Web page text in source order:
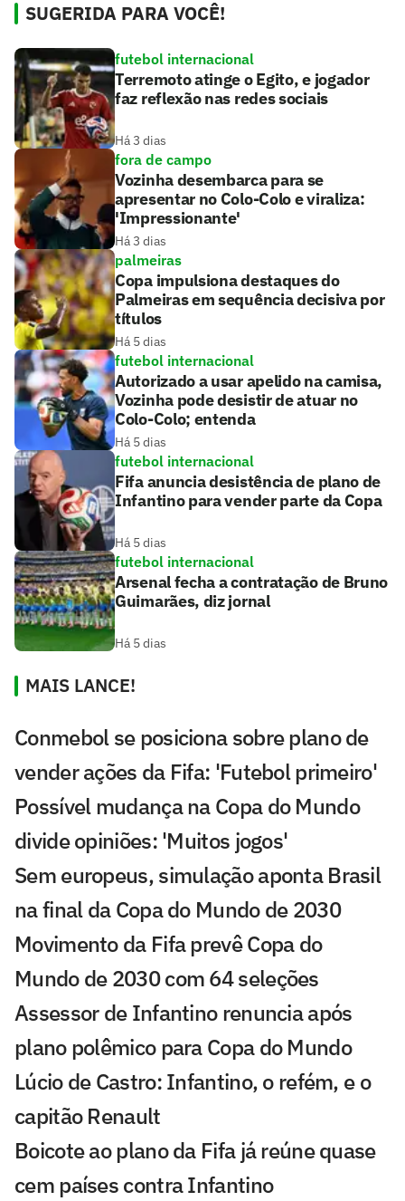
SUGERIDA PARA VOCÊ!
futebol internacional
Terremoto atinge o Egito, e jogador
faz reflexão nas redes sociais
Há 3 dias
fora de campo
Vozinha desembarca para se
apresentar no Colo-Colo e viraliza:
'Impressionante'
Há 3 dias
palmeiras
Copa impulsiona destaques do
Palmeiras em sequência decisiva por
títulos
Há 5 dias
futebol internacional
Autorizado a usar apelido na camisa,
Vozinha pode desistir de atuar no
Colo-Colo; entenda
Há 5 dias
futebol internacional
Fifa anuncia desistência de plano de
Infantino para vender parte da Copa
Há 5 dias
futebol internacional
Arsenal fecha a contratação de Bruno
Guimarães, diz jornal
Há 5 dias
MAIS LANCE!
Conmebol se posiciona sobre plano de
vender ações da Fifa: 'Futebol primeiro'
Possível mudança na Copa do Mundo
divide opiniões: 'Muitos jogos'
Sem europeus, simulação aponta Brasil
na final da Copa do Mundo de 2030
Movimento da Fifa prevê Copa do
Mundo de 2030 com 64 seleções
Assessor de Infantino renuncia após
plano polêmico para Copa do Mundo
Lúcio de Castro: Infantino, o refém, e o
capitão Renault
Boicote ao plano da Fifa já reúne quase
cem países contra Infantino